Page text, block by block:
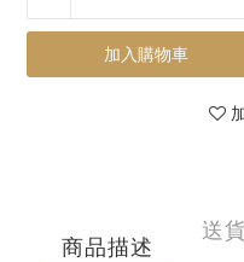
加入購物車
商品描述
送